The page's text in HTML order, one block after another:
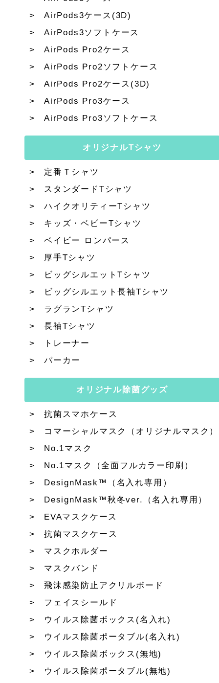
AirPods3ケース(3D)
AirPods3ソフトケース
AirPods Pro2ケース
AirPods Pro2ソフトケース
AirPods Pro2ケース(3D)
AirPods Pro3ケース
AirPods Pro3ソフトケース
オリジナルTシャツ
定番Ｔシャツ
スタンダードTシャツ
ハイクオリティーTシャツ
キッズ・ベビーTシャツ
ベイビー ロンパース
厚手Tシャツ
ビッグシルエットTシャツ
ビッグシルエット長袖Tシャツ
ラグランTシャツ
長袖Tシャツ
トレーナー
パーカー
オリジナル除菌グッズ
抗菌スマホケース
コマーシャルマスク（オリジナルマスク）
No.1マスク
No.1マスク（全面フルカラー印刷）
DesignMask™（名入れ専用）
DesignMask™秋冬ver.（名入れ専用）
EVAマスクケース
抗菌マスクケース
マスクホルダー
マスクバンド
飛沫感染防止アクリルボード
フェイスシールド
ウイルス除菌ボックス(名入れ)
ウイルス除菌ポータブル(名入れ)
ウイルス除菌ボックス(無地)
ウイルス除菌ポータブル(無地)